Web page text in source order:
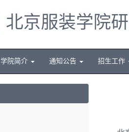
北京服装学院
学院简介 通知公告 招生工作